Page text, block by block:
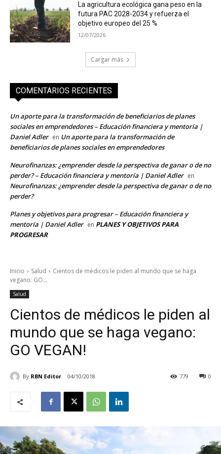
La agricultura ecológica gana peso en la
futura PAC 2028-2034 y refuerza el
objetivo europeo del 25 %
12/07/2026
Cargar más
COMENTARIOS RECIENTES
Un aporte para la transformación de beneficiarios de planes
sociales en emprendedores – Educación financiera y mentoría |
Daniel Adler en Un aporte para la transformación de
beneficiarios de planes sociales en emprendedores
Neurofinanzas: ¿emprender desde la perspectiva de ganar o de no
perder? – Educación financiera y mentoría | Daniel Adler en
Neurofinanzas: ¿emprender desde la perspectiva de ganar o de no
perder?
Planes y objetivos para progresar – Educación financiera y
mentoría | Daniel Adler en PLANES Y OBJETIVOS PARA
PROGRESAR